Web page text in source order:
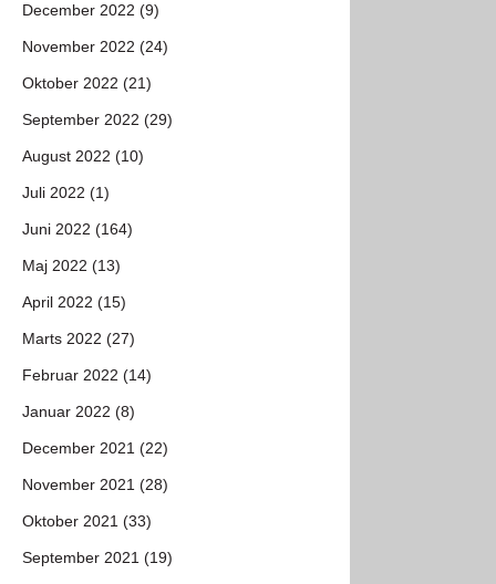
December 2022 (9)
November 2022 (24)
Oktober 2022 (21)
September 2022 (29)
August 2022 (10)
Juli 2022 (1)
Juni 2022 (164)
Maj 2022 (13)
April 2022 (15)
Marts 2022 (27)
Februar 2022 (14)
Januar 2022 (8)
December 2021 (22)
November 2021 (28)
Oktober 2021 (33)
September 2021 (19)